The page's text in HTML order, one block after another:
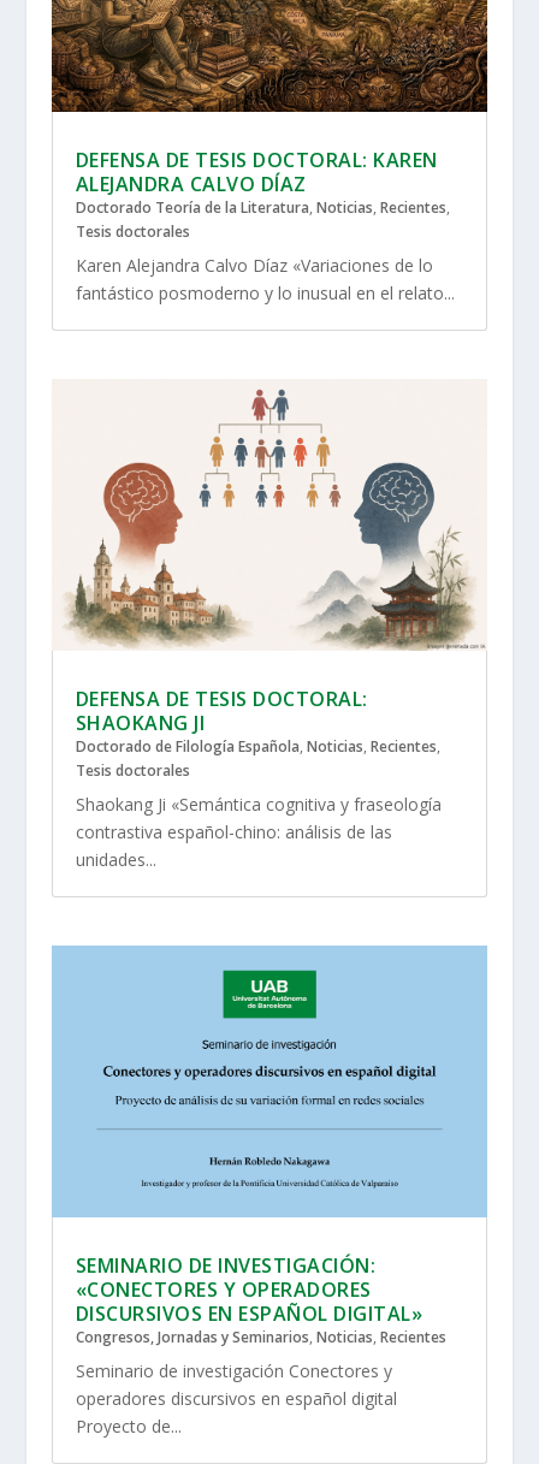
DEFENSA DE TESIS DOCTORAL: KAREN
ALEJANDRA CALVO DÍAZ
Doctorado Teoría de la Literatura, Noticias, Recientes,
Tesis doctorales
Karen Alejandra Calvo Díaz «Variaciones de lo
fantástico posmoderno y lo inusual en el relato...
DEFENSA DE TESIS DOCTORAL:
SHAOKANG JI
Doctorado de Filología Española, Noticias, Recientes,
Tesis doctorales
Shaokang Ji «Semántica cognitiva y fraseología
contrastiva español-chino: análisis de las
unidades...
SEMINARIO DE INVESTIGACIÓN:
«CONECTORES Y OPERADORES
DISCURSIVOS EN ESPAÑOL DIGITAL»
Congresos, Jornadas y Seminarios, Noticias, Recientes
Seminario de investigación Conectores y
operadores discursivos en español digital
Proyecto de...